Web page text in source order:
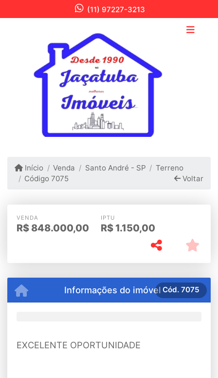
(11) 97227-3213
Início Venda Santo André - SP
Terreno
Código 7075
Voltar
VENDA
R$ 848.000,00
IPTU
R$ 1.150,00
Informações do imóvel Cód. 7075
EXCELENTE OPORTUNIDADE